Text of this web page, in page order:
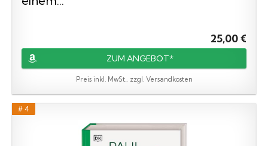
25,00 €
ZUM ANGEBOT*
Preis inkl. MwSt., zzgl. Versandkosten
# 4